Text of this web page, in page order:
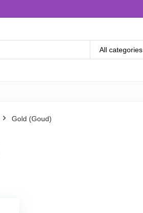
All categories
Gold (Goud)